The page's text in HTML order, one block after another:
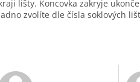
lišty. Koncovka zakryje
zvolíte dle čísla soklových